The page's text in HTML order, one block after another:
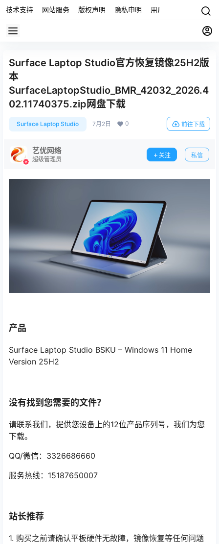
技术支持 网站服务 版权声明 隐私申明 用户协议 联系我们
Surface Laptop Studio官方恢复镜像25H2版
本
SurfaceLaptopStudio_BMR_42032_2026.4
02.11740375.zip网盘下载
Surface Laptop Studio 7月2日 0 前往下载
艺优网络
超级管理员
关注 私信
产品
Surface Laptop Studio BSKU – Windows 11 Home
Version 25H2
没有找到您需要的文件？
请联系我们，提供您设备上的12位产品序列号，我们为您
下载。
QQ/微信：3326686660
服务热线：15187650007
站长推荐
1. 购买之前请确认平板硬件无故障，镜像恢复等任何问题